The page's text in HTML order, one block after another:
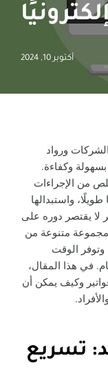
أكتوبر 10, 2024
ورواد
بسهولة وكفاءة.
من الإجراءات
واستبدالها
لا يقتصر دوره على
مجموعة متنوعة من
وتوفر الوقت
في هذا المقال،
وكيف يمكن أن
تسريع